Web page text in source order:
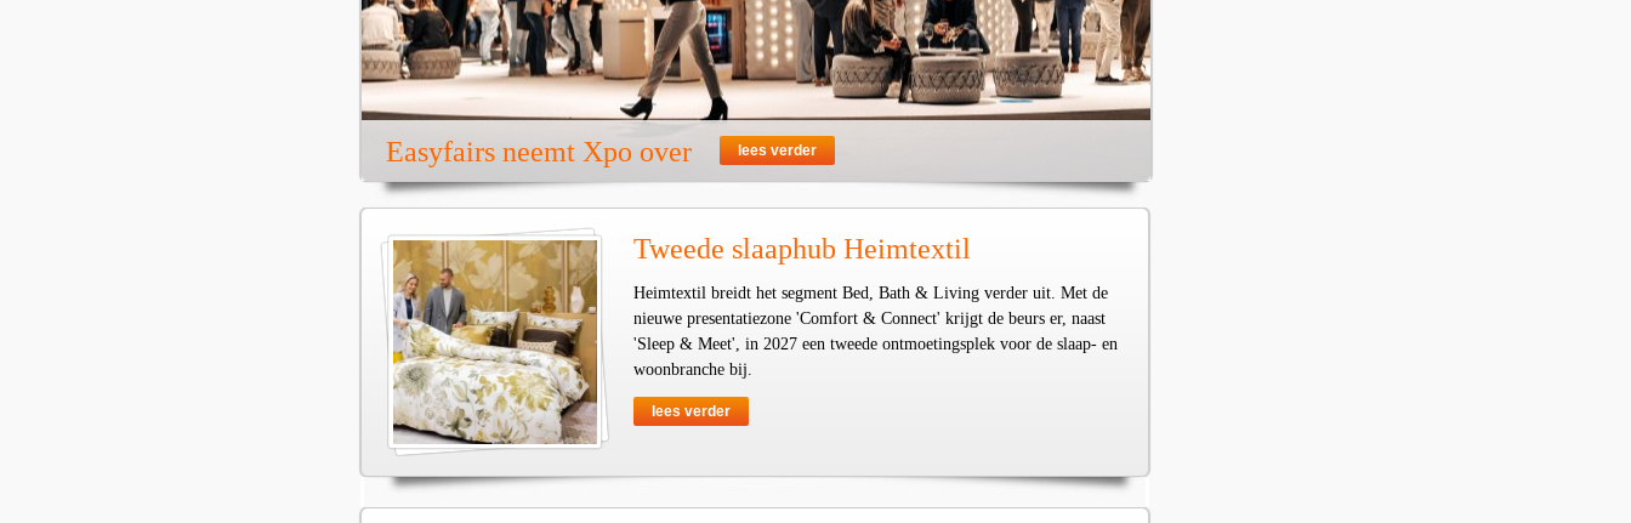
Easyfairs neemt Xpo over lees verder
Tweede slaaphub Heimtextil
Heimtextil breidt het segment Bed, Bath & Living verder uit. Met de
nieuwe presentatiezone 'Comfort & Connect' krijgt de beurs er, naast
'Sleep & Meet', in 2027 een tweede ontmoetingsplek voor de slaap- en
woonbranche bij.
lees verder